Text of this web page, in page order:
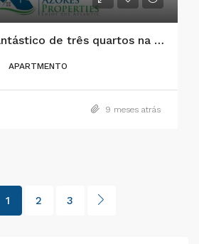
Apartamento fantástico de três quartos na cidade da Horta, ilha do Faial
APARTMENTO
9 meses atrás
1 2 3